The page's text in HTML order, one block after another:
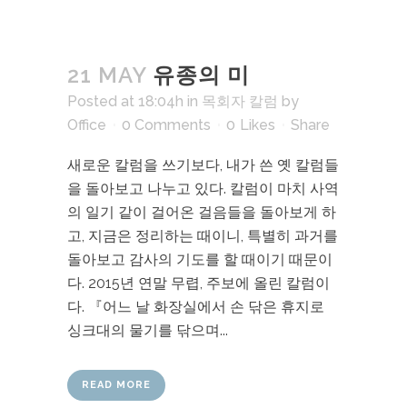
21 MAY 유종의 미
Posted at 18:04h in 목회자 칼럼 by
Office
0 Comments 0 Likes Share
새로운 칼럼을 쓰기보다, 내가 쓴 옛 칼럼들
을 돌아보고 나누고 있다. 칼럼이 마치 사역
의 일기 같이 걸어온 걸음들을 돌아보게 하
고, 지금은 정리하는 때이니, 특별히 과거를
돌아보고 감사의 기도를 할 때이기 때문이
다. 2015년 연말 무렵, 주보에 올린 칼럼이
다. 『어느 날 화장실에서 손 닦은 휴지로
싱크대의 물기를 닦으며...
READ MORE